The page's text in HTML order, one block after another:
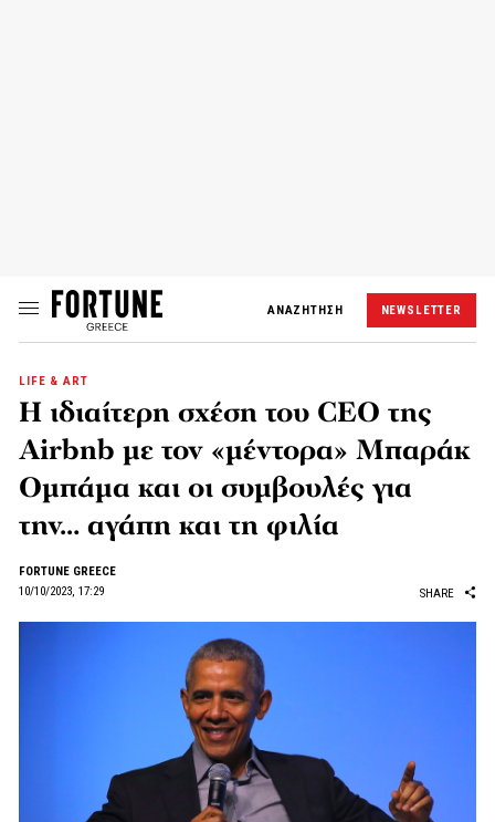
ΑΝΑΖΗΤΗΣΗ NEWSLETTER
LIFE & ART
Η ιδιαίτερη σχέση του CEO της
Airbnb με τον «μέντορα» Μπαράκ
Ομπάμα και οι συμβουλές για
την… αγάπη και τη φιλία
FORTUNE GREECE
10/10/2023, 17:29
SHARE